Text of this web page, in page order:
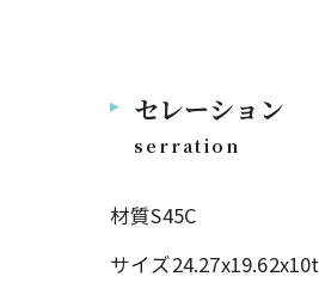
セレーション
serration
材質S45C
サイズ24.27x19.62x10t